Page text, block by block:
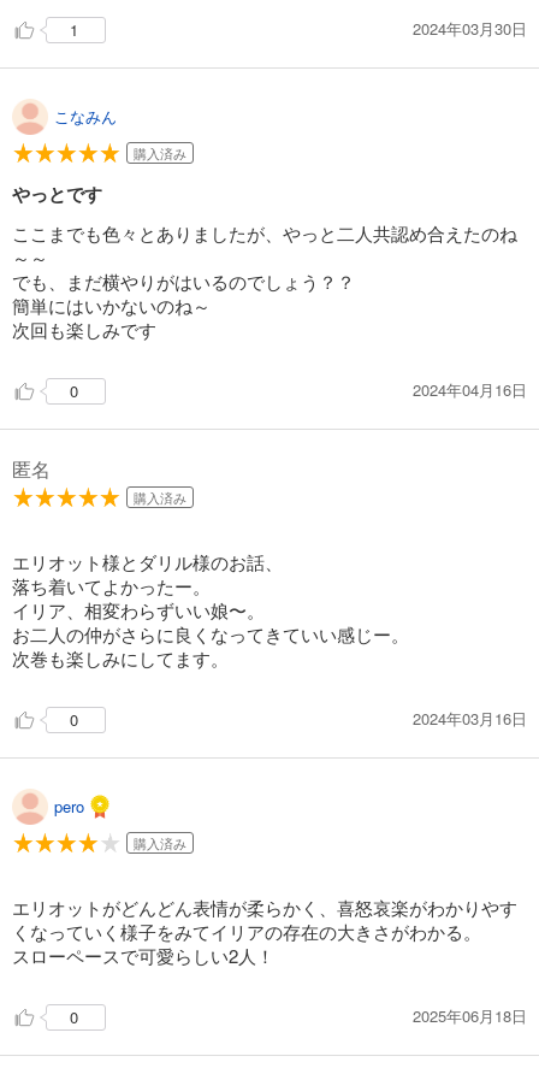
1 2024年03月30日
こなみん
購入済み
やっとです
ここまでも色々とありましたが、やっと二人共認め合えたのね
～～
でも、まだ横やりがはいるのでしょう？？
簡単にはいかないのね～
次回も楽しみです
0 2024年04月16日
匿名
購入済み
エリオット様とダリル様のお話、
落ち着いてよかったー。
イリア、相変わらずいい娘〜。
お二人の仲がさらに良くなってきていい感じー。
次巻も楽しみにしてます。
0 2024年03月16日
pero
購入済み
エリオットがどんどん表情が柔らかく、喜怒哀楽がわかりやす
くなっていく様子をみてイリアの存在の大きさがわかる。
スローペースで可愛らしい2人！
0 2025年06月18日